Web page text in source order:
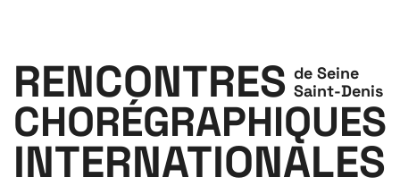
RENCONTRES
CHORÉGRAPHIQUES
INTERNATIONALES
de Seine
Saint-Denis